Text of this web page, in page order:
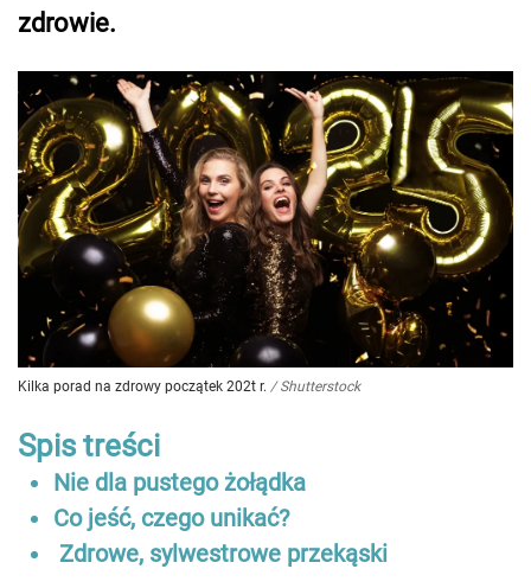
zdrowie.
Kilka porad na zdrowy początek 202t r. / Shutterstock
Spis treści
Nie dla pustego żołądka
Co jeść, czego unikać?
Zdrowe, sylwestrowe przekąski